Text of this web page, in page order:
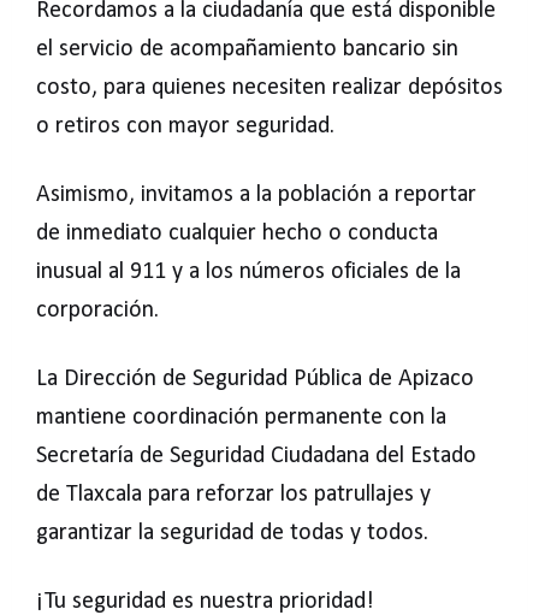
Recordamos a la ciudadanía que está disponible
el servicio de acompañamiento bancario sin
costo, para quienes necesiten realizar depósitos
o retiros con mayor seguridad.
Asimismo, invitamos a la población a reportar
de inmediato cualquier hecho o conducta
inusual al 911 y a los números oficiales de la
corporación.
La Dirección de Seguridad Pública de Apizaco
mantiene coordinación permanente con la
Secretaría de Seguridad Ciudadana del Estado
de Tlaxcala para reforzar los patrullajes y
garantizar la seguridad de todas y todos.
¡Tu seguridad es nuestra prioridad!